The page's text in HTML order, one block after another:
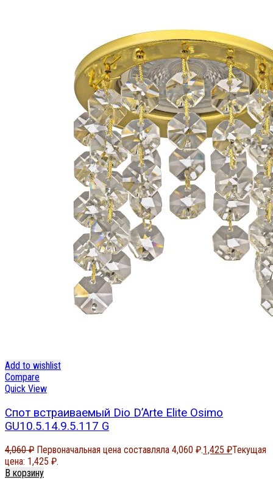
Add to wishlist
Compare
Quick View
Спот встраиваемый Dio D’Arte Elite Osimo
GU10.5.14.9.5.117 G
4,060₽ Первоначальная цена составляла 4,060 ₽.1,425 ₽Текущая
цена: 1,425 ₽.
В корзину